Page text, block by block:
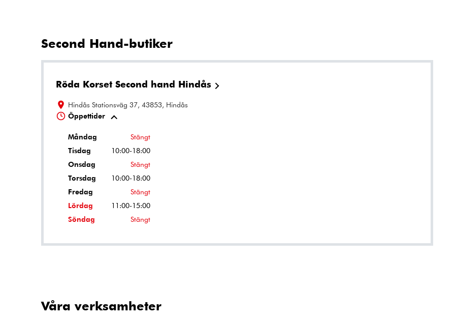
Second Hand-butiker
Röda Korset Second hand Hindås
Hindås Stationsväg 37, 43853, Hindås
Öppettider
Måndag
Stängt
Tisdag
10:00-18:00
Onsdag
Stängt
Torsdag
10:00-18:00
Fredag
Stängt
Lördag
11:00-15:00
Söndag
Stängt
Våra verksamheter